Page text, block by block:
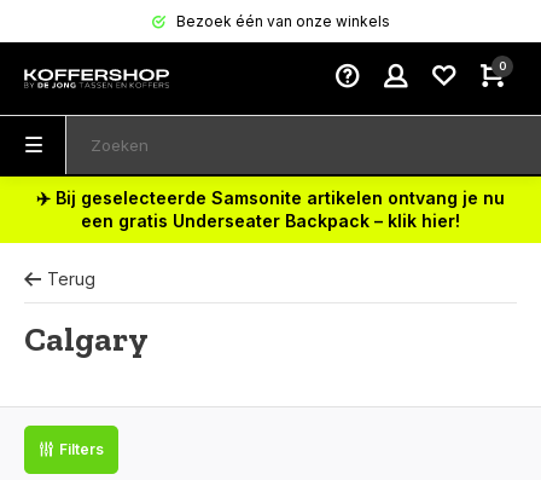
Bezoek één van onze winkels
0
✈️ Bij geselecteerde Samsonite artikelen ontvang je nu
een gratis Underseater Backpack – klik hier!
Terug
Calgary
Filters